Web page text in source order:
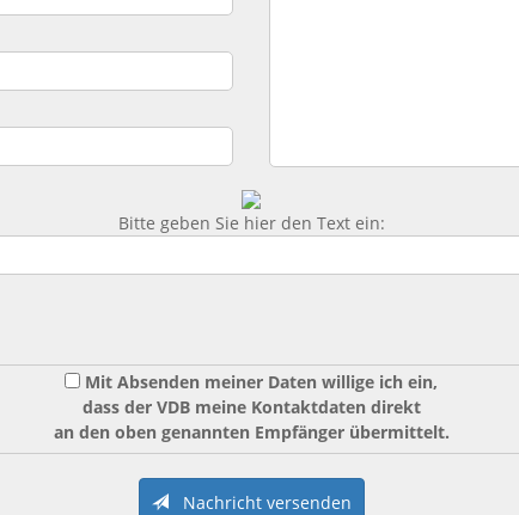
Bitte geben Sie hier den Text ein:
Mit Absenden meiner Daten willige ich ein,
dass der VDB meine Kontaktdaten direkt
an den oben genannten Empfänger übermittelt.
Nachricht versenden